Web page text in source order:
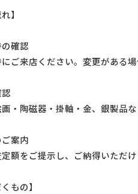
】
確認
店ください。変更がある場
磁器・掛軸・金、銀製品な
案内
ご提示し、ご納得いただけ
もの】